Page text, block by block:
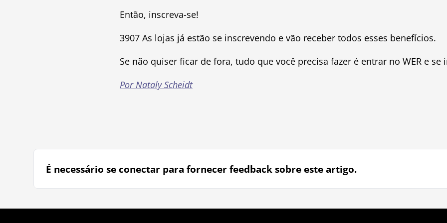
Então, inscreva-se!
3907 As lojas já estão se inscrevendo e vão receber todos esses benefícios.
Se não quiser ficar de fora, tudo que você precisa fazer é entrar no WER e se
Por Nataly Scheidt
É necessário se conectar para fornecer feedback sobre este artigo.